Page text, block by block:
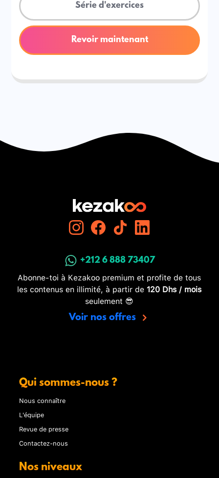
Série d'exercices
Revoir maintenant
+212 6 888 73407
Abonne-toi à Kezakoo premium et profite de tous
les contenus en illimité, à partir de 120 Dhs / mois
seulement 😎
Voir nos offres
Qui sommes-nous ?
Nous connaître
L'équipe
Revue de presse
Contactez-nous
Nos niveaux